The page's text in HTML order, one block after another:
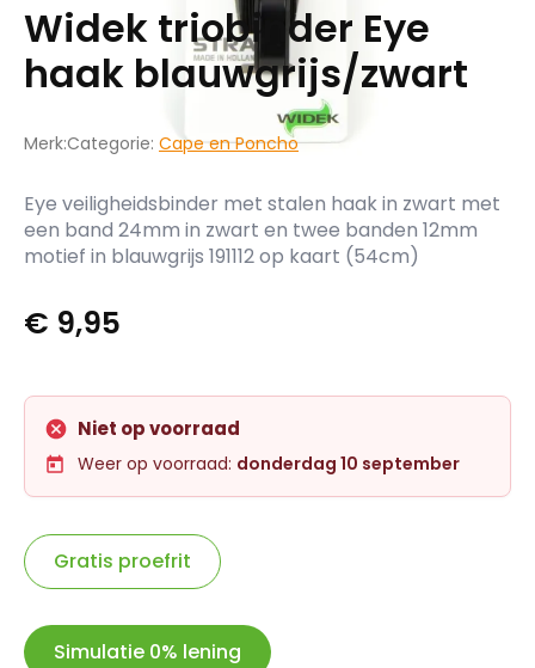
Widek triobinder Eye
haak blauwgrijs/zwart
Merk:Categorie: Cape en Poncho
Eye veiligheidsbinder met stalen haak in zwart met
een band 24mm in zwart en twee banden 12mm
motief in blauwgrijs 191112 op kaart (54cm)
€ 9,95
Niet op voorraad
Weer op voorraad: donderdag 10 september
Gratis proefrit
Simulatie 0% lening